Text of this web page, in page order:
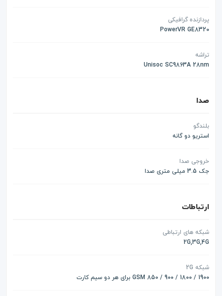
پردازنده گرافیکی
PowerVR GE8320
تراشه
Unisoc SC9863A 28nm
صدا
بلندگو
استریو دو گانه
خروجی صدا
جک 3.5 میلی متری صدا
ارتباطات
شبکه های ارتباطی
2G,3G,4G
شبکه 2G
GSM 850 / 900 / 1800 / 1900 برای هر دو سیم کارت